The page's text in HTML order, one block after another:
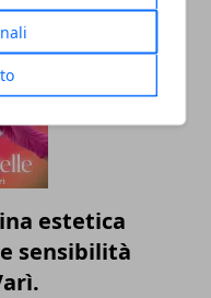
estetica
sensibilità